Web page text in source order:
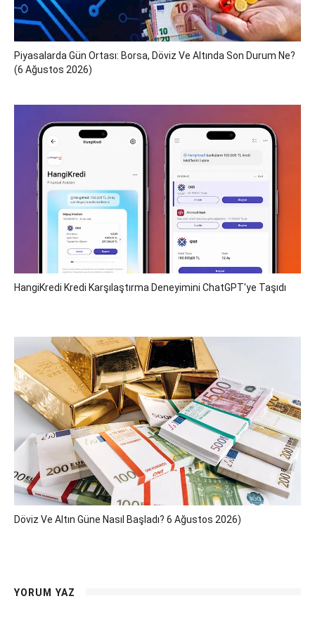
Piyasalarda Gün Ortası: Borsa, Döviz Ve Altında Son Durum Ne?
(6 Ağustos 2026)
HangiKredi Kredi Karşılaştırma Deneyimini ChatGPT'ye Taşıdı
Döviz Ve Altın Güne Nasıl Başladı? 6 Ağustos 2026)
YORUM YAZ